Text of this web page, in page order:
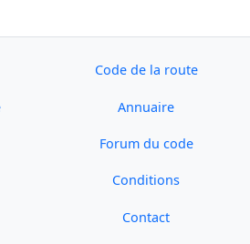
Code de la route
Annuaire
Forum du code
Conditions
Contact